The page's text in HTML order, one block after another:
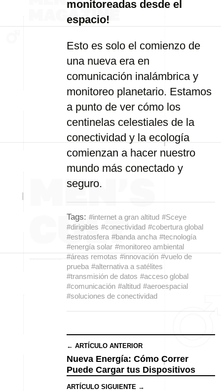
monitoreadas desde el
espacio!
Esto es solo el comienzo de
una nueva era en
comunicación inalámbrica y
monitoreo planetario. Estamos
a punto de ver cómo los
centinelas celestiales de la
conectividad y la ecología
comienzan a hacer nuestro
mundo más conectado y
seguro.
Tags: #internet a gran altitud #Sceye
#dirigibles #conectividad #cobertura global
#estratosfera #banda ancha #tecnología
#energía solar #monitoreo ambiental
#áreas remotas #innovación #vuelo de
prueba #alternativa a satélites
#transmisión de datos #acceso global
#comunicación #altitud #aeroespacial
#soluciones de conectividad
← ARTÍCULO ANTERIOR
Nueva Energía: Cómo Correr
Puede Cargar tus Dispositivos
ARTÍCULO SIGUIENTE →